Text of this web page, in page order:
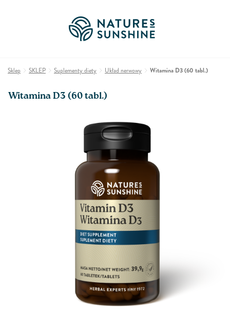
Sklep SKLEP Suplementy diety Układ nerwowy Witamina D3 (60 tabl.)
Witamina D3 (60 tabl.)